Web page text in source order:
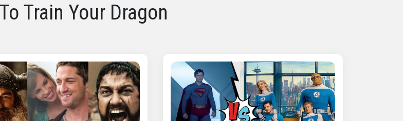
Train Your Dragon